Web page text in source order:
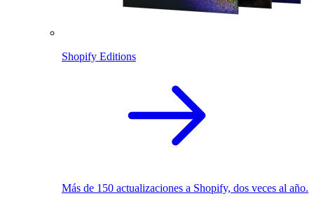
Shopify Editions
Más de 150 actualizaciones a Shopify, dos veces al año.